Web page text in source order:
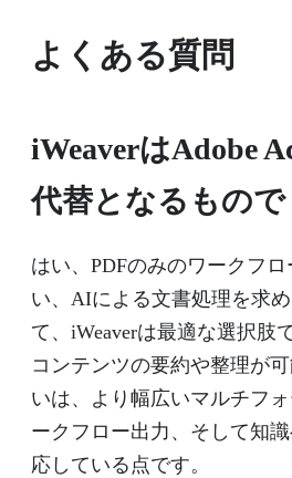
よくある質問
iWeaverはAdobe
代替となるもので
はい、PDFのみのワークフ
い、AIによる文書処理を求
て、iWeaverは最適な選択肢
コンテンツの要約や整理が
いは、より幅広いマルチフ
ークフロー出力、そして知
応している点です。